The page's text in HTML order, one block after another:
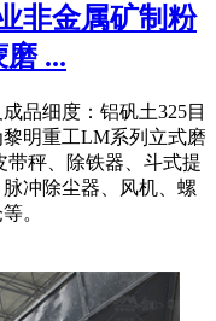
非金属矿制粉
...
品细度：铝矾土325目
明重工LM系列立式磨
带秤、除铁器、斗式提
冲除尘器、风机、螺
。